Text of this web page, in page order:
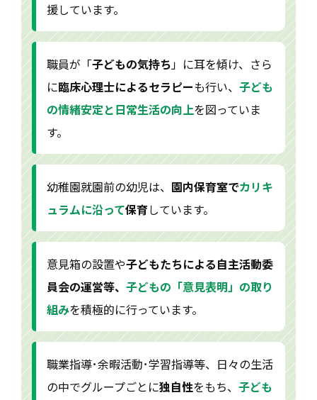
援しています。
職員が「子どもの気持ち」に耳を傾け、さら
に臨床心理士によるセラピーも行い、 子ども
の情緒安定と日常生活の向上を図っていま
す。
幼稚園就園前の幼児は、 園内保育室でカリキ
ュラムに沿って保育しています。
意見箱の設置や子どもたちによる自主活動委
員会の運営等、 子どもの「意見表明」の取り
組みを積極的に行っています。
職業指導･余暇活動･学習指導等、日々の生活
の中でグループごとに独自性をもち、 子ども